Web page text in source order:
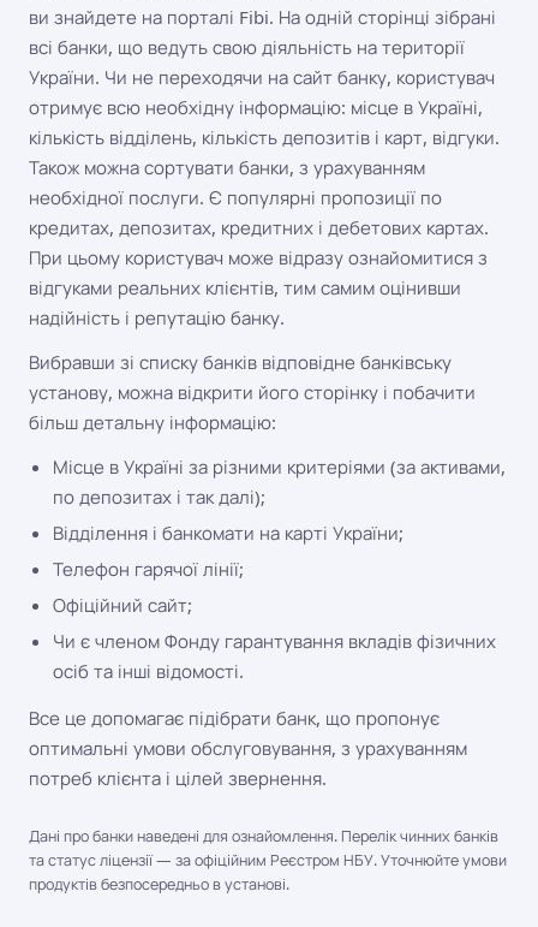
ви знайдете на порталі Fibi. На одній сторінці зібрані
всі банки, що ведуть свою діяльність на території
України. Чи не переходячи на сайт банку, користувач
отримує всю необхідну інформацію: місце в Україні,
кількість відділень, кількість депозитів і карт, відгуки.
Також можна сортувати банки, з урахуванням
необхідної послуги. Є популярні пропозиції по
кредитах, депозитах, кредитних і дебетових картах.
При цьому користувач може відразу ознайомитися з
відгуками реальних клієнтів, тим самим оцінивши
надійність і репутацію банку.
Вибравши зі списку банків відповідне банківську
установу, можна відкрити його сторінку і побачити
більш детальну інформацію:
Місце в Україні за різними критеріями (за активами,
по депозитах і так далі);
Відділення і банкомати на карті України;
Телефон гарячої лінії;
Офіційний сайт;
Чи є членом Фонду гарантування вкладів фізичних
осіб та інші відомості.
Все це допомагає підібрати банк, що пропонує
оптимальні умови обслуговування, з урахуванням
потреб клієнта і цілей звернення.
Дані про банки наведені для ознайомлення. Перелік чинних банків
та статус ліцензії — за офіційним Реєстром НБУ. Уточнюйте умови
продуктів безпосередньо в установі.